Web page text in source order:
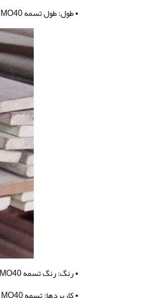
• طول: طول تسمه MO40 نیز به صورت استاندارد در بازار به فروش می‌رسد و قابل سفارش با طول دلخواه نیست
• رنگ: رنگ تسمه MO40 معمولاً سیاه است، اما در برخی موارد ممکن است در رنگ‌های دیگر نیز تولید شود